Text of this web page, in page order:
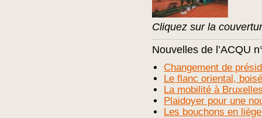
Cliquez sur la
Nouvelles de l’ACQU
Changement de
Le flanc oriental,
La mobilité à
Plaidoyer pour une
Les bouchons en